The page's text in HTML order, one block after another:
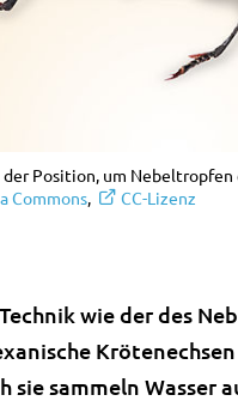
Position, um Nebeltropfen
Commons, CC-Lizenz
wie der des
sie sammeln Wasser